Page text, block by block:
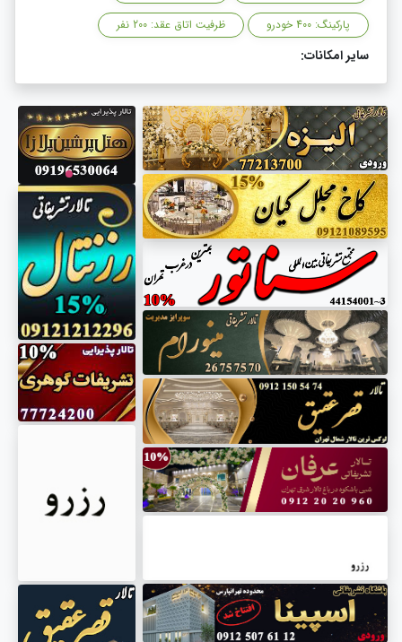
پارکینگ: 400 خودرو ظرفیت اتاق عقد: 200 نفر
سایر امکانات: